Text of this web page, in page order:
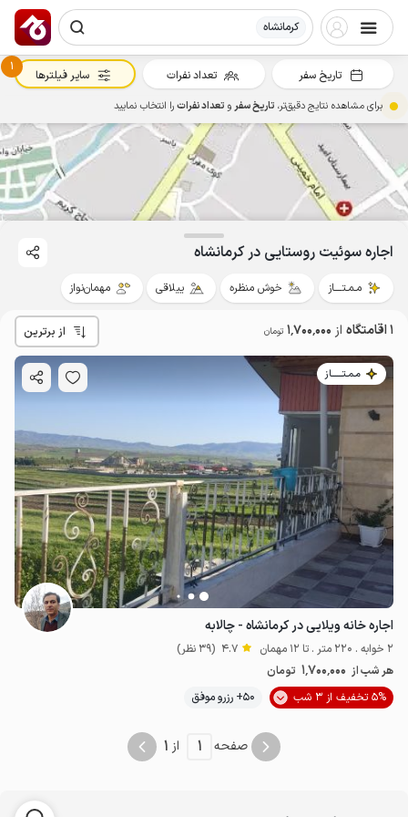
کرمانشاه
اجاره سوئیت روستایی در کرمانشاه
مـمـتــــاز خوش منظره ییلاقی مهمان‌نواز
1 اقامتگاه از 1٬700٬000 تومان از برترین
مـمـتــــــاز
اجاره خانه ویلایی در کرمانشاه - چالابه
2 خوابه . 220 متر . تا 12 مهمان 4.7 (39 نظر)
هر شب از 1٬700٬000 تومان
5% تخفیف از 3 شب
50+ رزرو موفق
صفحه 1 از 1
تاریخ سفر تعداد نفرات
1
سایر فیلترها
برای مشاهده نتایج دقیق‌تر، تاریخ سفرو تعداد نفراترا انتخاب نمایید